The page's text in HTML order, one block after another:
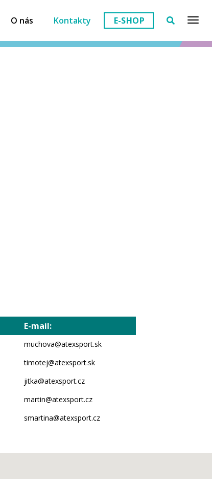
O nás Kontakty E-SHOP
E-mail:
muchova@atexsport.sk
timotej@atexsport.sk
jitka@atexsport.cz
martin@atexsport.cz
smartina@atexsport.cz